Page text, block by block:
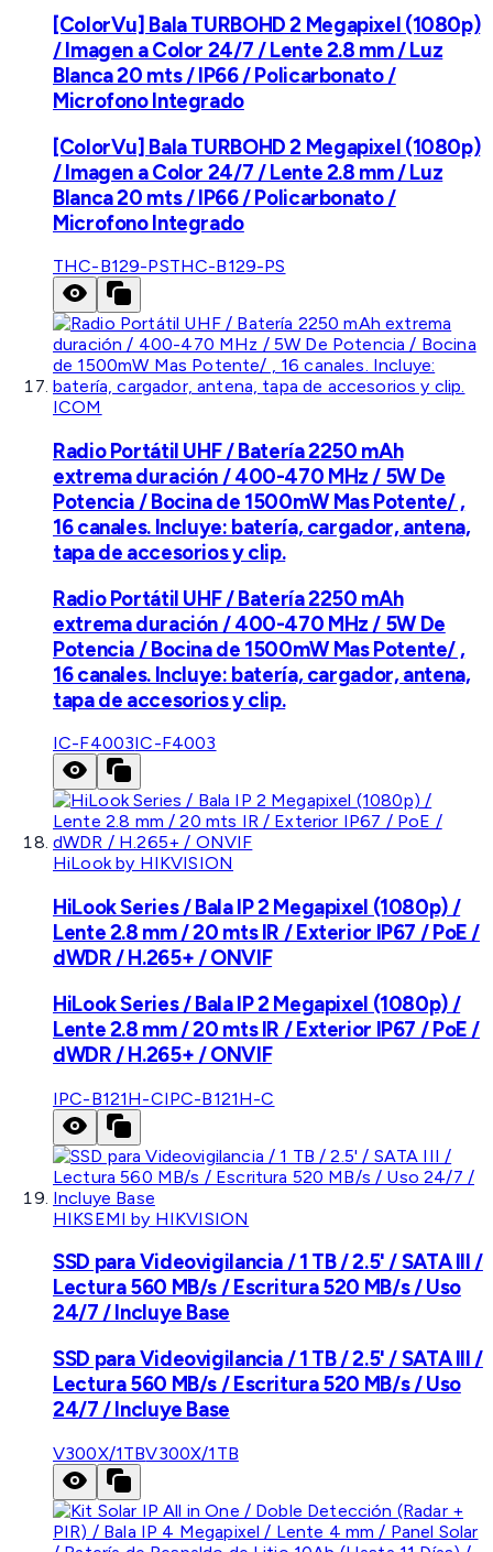
[ColorVu] Bala TURBOHD 2 Megapixel (1080p)
/ Imagen a Color 24/7 / Lente 2.8 mm / Luz
Blanca 20 mts / IP66 / Policarbonato /
Microfono Integrado
[ColorVu] Bala TURBOHD 2 Megapixel (1080p)
/ Imagen a Color 24/7 / Lente 2.8 mm / Luz
Blanca 20 mts / IP66 / Policarbonato /
Microfono Integrado
THC-B129-PSTHC-B129-PS
ICOM
Radio Portátil UHF / Batería 2250 mAh
extrema duración / 400-470 MHz / 5W De
Potencia / Bocina de 1500mW Mas Potente/ ,
16 canales. Incluye: batería, cargador, antena,
tapa de accesorios y clip.
Radio Portátil UHF / Batería 2250 mAh
extrema duración / 400-470 MHz / 5W De
Potencia / Bocina de 1500mW Mas Potente/ ,
16 canales. Incluye: batería, cargador, antena,
tapa de accesorios y clip.
IC-F4003IC-F4003
HiLook by HIKVISION
HiLook Series / Bala IP 2 Megapixel (1080p) /
Lente 2.8 mm / 20 mts IR / Exterior IP67 / PoE /
dWDR / H.265+ / ONVIF
HiLook Series / Bala IP 2 Megapixel (1080p) /
Lente 2.8 mm / 20 mts IR / Exterior IP67 / PoE /
dWDR / H.265+ / ONVIF
IPC-B121H-CIPC-B121H-C
HIKSEMI by HIKVISION
SSD para Videovigilancia / 1 TB / 2.5' / SATA III /
Lectura 560 MB/s / Escritura 520 MB/s / Uso
24/7 / Incluye Base
SSD para Videovigilancia / 1 TB / 2.5' / SATA III /
Lectura 560 MB/s / Escritura 520 MB/s / Uso
24/7 / Incluye Base
V300X/1TBV300X/1TB